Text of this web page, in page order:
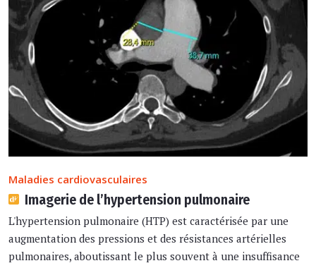
Maladies cardiovasculaires
Imagerie de l’hypertension pulmonaire
L'hypertension pulmonaire (HTP) est caractérisée par une
augmentation des pressions et des résistances artérielles
pulmonaires, aboutissant le plus souvent à une insuffisance